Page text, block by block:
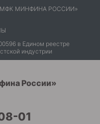
МИНФИНА РОССИИ»
в Едином реестре
индустрии
России»
01